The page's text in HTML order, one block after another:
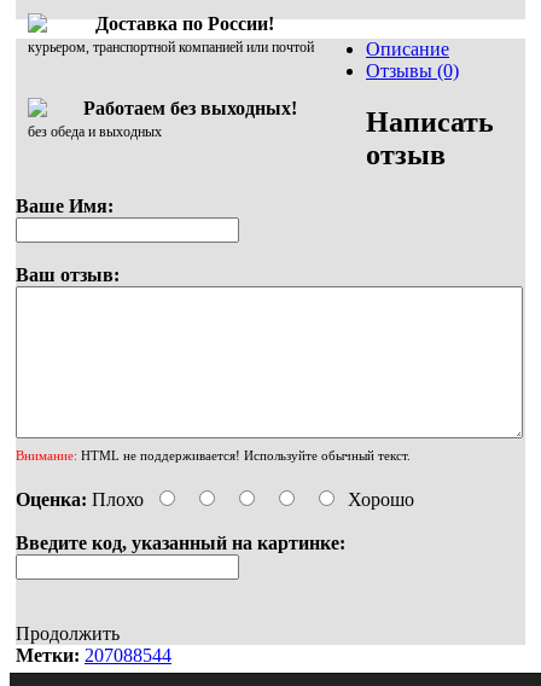
Доставка по России!
курьером, транспортной компанией или почтой
Работаем без выходных!
без обеда и выходных
Описание
Отзывы (0)
Написать
отзыв
Ваше Имя:
Ваш отзыв:
Внимание: HTML не поддерживается! Используйте обычный текст.
Оценка: Плохо Хорошо
Введите код, указанный на картинке:
Продолжить
Метки: 207088544